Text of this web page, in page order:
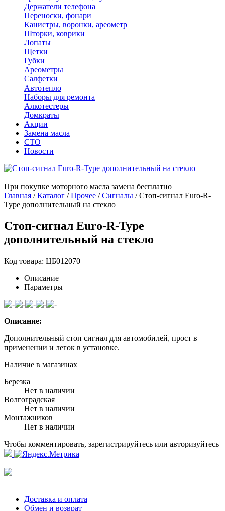
Держатели телефона
Переноски, фонари
Канистры, воронки, ареометр
Шторки, коврики
Лопаты
Щетки
Губки
Ареометры
Салфетки
Автотепло
Наборы для ремонта
Алкотестеры
Домкраты
Акции
Замена масла
СТО
Новости
При покупке моторного масла замена бесплатно
Главная /Каталог /Прочее /Сигналы /Стоп-сигнал Euro-R-
Type дополнительный на стекло
Стоп-сигнал Euro-R-Type
дополнительный на стекло
Код товара: ЦБ012070
Описание
Параметры
Описание:
Дополнительный стоп сигнал для автомобилей, прост в
применении и легок в установке.
Наличие в магазинах
Березка
Нет в наличии
Волгоградская
Нет в наличии
Монтажников
Нет в наличии
Чтобы комментировать, зарегистрируйтесь или авторизуйтесь
Доставка и оплата
Обмен и возврат